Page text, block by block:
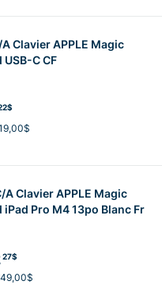
Clavier APPLE Magic
C CF
A Clavier APPLE Magic
iPad Pro M4 13po Blanc Fr
27$